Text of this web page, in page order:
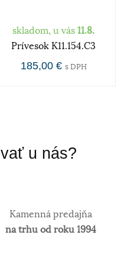
a je ušľachtilý žltý,
od
výrobu
je príliš mäkké a
skladom, u vás 11.8.
Prívesok K11.154.C3
185,00 € s DPH
u nás?
Kamenná predajňa
na trhu od roku 1994